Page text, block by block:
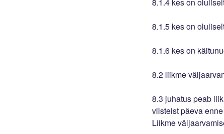
8.1.5 kes on
8.1.6 kes on
8.2 liikme
8.3 juhatus peab
viisteist päeva
Liikme